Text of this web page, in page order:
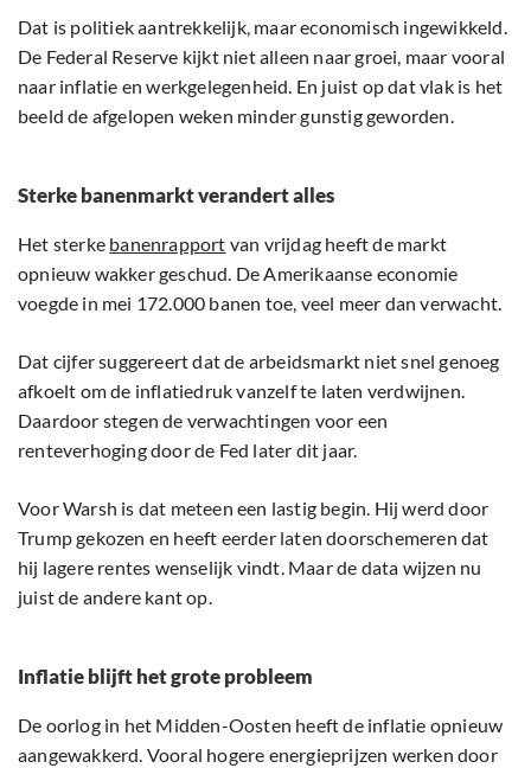
Dat is politiek aantrekkelijk, maar economisch ingewikkeld.
De Federal Reserve kijkt niet alleen naar groei, maar vooral
naar inflatie en werkgelegenheid. En juist op dat vlak is het
beeld de afgelopen weken minder gunstig geworden.
Sterke banenmarkt verandert alles
Het sterke banenrapport van vrijdag heeft de markt
opnieuw wakker geschud. De Amerikaanse economie
voegde in mei 172.000 banen toe, veel meer dan verwacht.
Dat cijfer suggereert dat de arbeidsmarkt niet snel genoeg
afkoelt om de inflatiedruk vanzelf te laten verdwijnen.
Daardoor stegen de verwachtingen voor een
renteverhoging door de Fed later dit jaar.
Voor Warsh is dat meteen een lastig begin. Hij werd door
Trump gekozen en heeft eerder laten doorschemeren dat
hij lagere rentes wenselijk vindt. Maar de data wijzen nu
juist de andere kant op.
Inflatie blijft het grote probleem
De oorlog in het Midden-Oosten heeft de inflatie opnieuw
aangewakkerd. Vooral hogere energieprijzen werken door